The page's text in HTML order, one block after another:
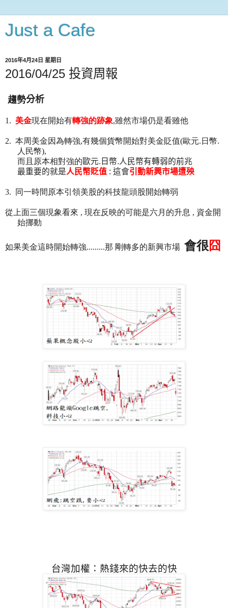
Just a Cafe
2016年4月24日 星期日
2016/04/25 投資周報
趨勢分析
1. 美金現在開始有轉強的跡象,雖然市場仍是看雖他
2. 本周美金因為轉強,有幾個貨幣開始對美金貶值(歐元.日幣.
人民幣),
而且原本相對強的歐元.日幣.人民幣有轉弱的前兆
最重要的就是人民幣貶值 : 這會引動新興市場遭殃
3. 同一時間原本引領美股的科技龍頭股開始轉弱
從上面三個現象看來 , 現在反映的可能是六月的升息 , 資金開
始挪動
如果美金這時開始轉強.........那 剛轉多的新興市場 會很囧
台灣加權：熱錢來的快去的快